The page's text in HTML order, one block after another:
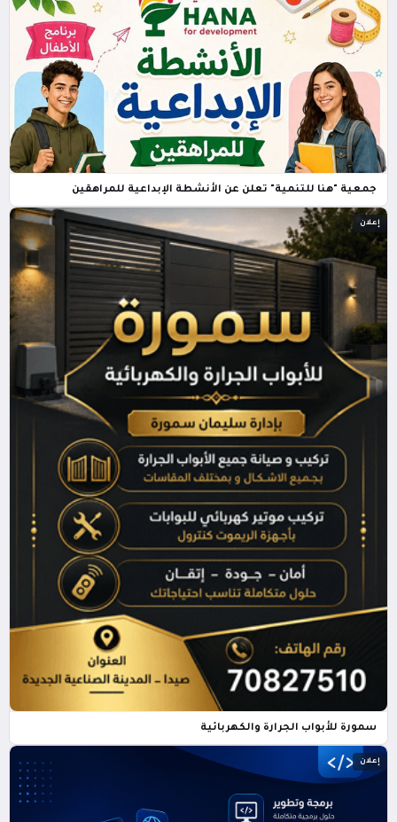
جمعية "هنا للتنمية" تعلن عن الأنشطة الإبداعية للمراهقين
إعلان
سمورة للأبواب الجرارة والكهربائية
إعلان